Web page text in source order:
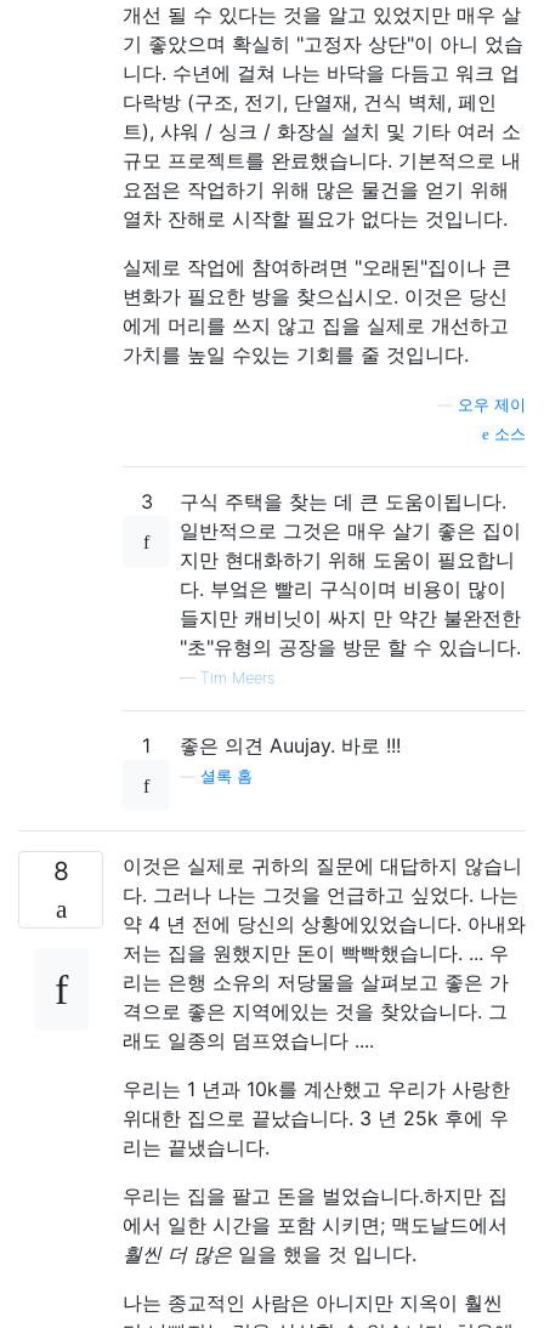
개선 될 수 있다는 것을 알고 있었지만 매우 살
기 좋았으며 확실히 "고정자 상단"이 아니 었습
니다. 수년에 걸쳐 나는 바닥을 다듬고 워크 업
다락방 (구조, 전기, 단열재, 건식 벽체, 페인
트), 샤워 / 싱크 / 화장실 설치 및 기타 여러 소
규모 프로젝트를 완료했습니다. 기본적으로 내
요점은 작업하기 위해 많은 물건을 얻기 위해
열차 잔해로 시작할 필요가 없다는 것입니다.
실제로 작업에 참여하려면 "오래된"집이나 큰
변화가 필요한 방을 찾으십시오. 이것은 당신
에게 머리를 쓰지 않고 집을 실제로 개선하고
가치를 높일 수있는 기회를 줄 것입니다.
오우 제이
소스
3
구식 주택을 찾는 데 큰 도움이됩니다.
일반적으로 그것은 매우 살기 좋은 집이
지만 현대화하기 위해 도움이 필요합니
다. 부엌은 빨리 구식이며 비용이 많이
들지만 캐비닛이 싸지 만 약간 불완전한
"초"유형의 공장을 방문 할 수 있습니다.
— Tim Meers
1 좋은 의견 Auujay. 바로 !!!
셜록 홈
8
이것은 실제로 귀하의 질문에 대답하지 않습니
다. 그러나 나는 그것을 언급하고 싶었다. 나는
약 4 년 전에 당신의 상황에있었습니다. 아내와
저는 집을 원했지만 돈이 빡빡했습니다. ... 우
리는 은행 소유의 저당물을 살펴보고 좋은 가
격으로 좋은 지역에있는 것을 찾았습니다. 그
래도 일종의 덤프였습니다 ....
우리는 1 년과 10k를 계산했고 우리가 사랑한
위대한 집으로 끝났습니다. 3 년 25k 후에 우
리는 끝냈습니다.
우리는 집을 팔고 돈을 벌었습니다.하지만 집
에서 일한 시간을 포함 시키면; 맥도날드에서
훨씬 더 많은 일을 했을 것 입니다.
나는 종교적인 사람은 아니지만 지옥이 훨씬